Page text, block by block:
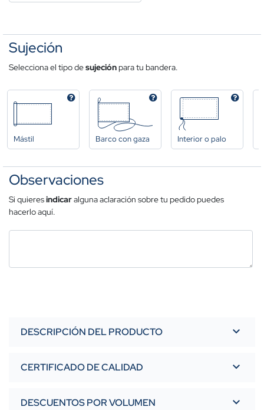
Sujeción
Selecciona el tipo desujeciónpara tu bandera.
Mástil Barco con gaza Interior o palo
Observaciones
Si quieresindicaralguna aclaración sobre tu pedido puedes
hacerlo aquí.
DESCRIPCIÓN DEL PRODUCTO
CERTIFICADO DE CALIDAD
DESCUENTOS POR VOLUMEN